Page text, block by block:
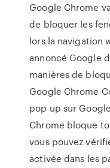
Google Chrome
de bloquer les
lors la navigation
annoncé Google
manières de
Google Chrome
pop up sur
Chrome bloque
vous pouvez
activée dans les